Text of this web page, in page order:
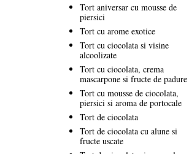
Tort aniversar cu mousse de
piersici
Tort cu arome exotice
Tort cu ciocolata si visine
alcoolizate
Tort cu ciocolata, crema
mascarpone si fructe de padure
Tort cu mousse de ciocolata,
piersici si aroma de portocale
Tort de ciocolata
Tort de ciocolata cu alune si
fructe uscate